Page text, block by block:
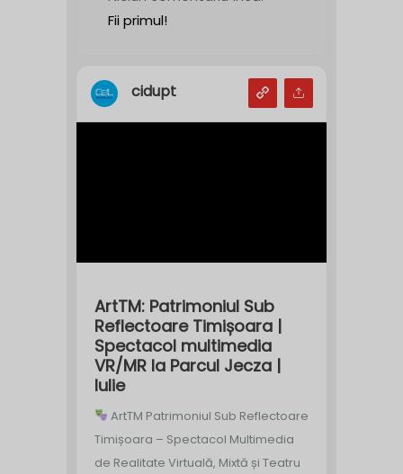
Fii primul!
cidupt
ArtTM: Patrimoniul Sub
Reflectoare Timișoara |
Spectacol multimedia
VR/MR la Parcul Jecza |
Iulie
ArtTM Patrimoniul Sub Reflectoare
Timișoara – Spectacol Multimedia
de Realitate Virtuală, Mixtă și Teatru